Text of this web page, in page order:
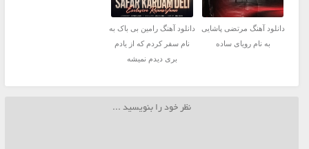
دانلود آهنگ مرتضی پاشایی
به نام رویای ساده
دانلود آهنگ رامین بی باک به
نام سفر کردم که از یادم
بری دیدم نمیشه